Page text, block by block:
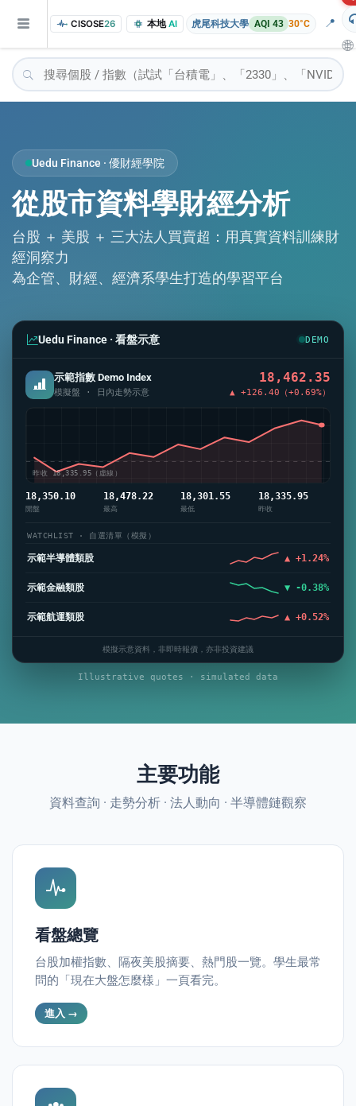
research findings, in addition to the course project website and
CISOSE26 本地AI 虎尾科技大學 AQI 43 30°C 📍
🌐
Uedu Finance · 優財經學院
從股市資料學財經分析
台股 ＋ 美股 ＋ 三大法人買賣超：用真實資料訓練財
經洞察力
為企管、財經、經濟系學生打造的學習平台
Uedu Finance · 看盤示意 DEMO
示範指數 Demo Index
模擬盤 · 日內走勢示意
18,462.35
▲ +126.40（+0.69%）
昨收 18,335.95（虛線）
18,350.10
開盤
18,478.22
最高
18,301.55
最低
18,335.95
昨收
WATCHLIST · 自選清單（模擬）
示範半導體類股 ▲ +1.24%
示範金融類股 ▼ -0.38%
示範航運類股 ▲ +0.52%
模擬示意資料，非即時報價，亦非投資建議
Illustrative quotes · simulated data
主要功能
資料查詢 · 走勢分析 · 法人動向 · 半導體鏈觀察
看盤總覽
台股加權指數、隔夜美股摘要、熱門股一覽。學生最常
問的「現在大盤怎麼樣」一頁看完。
進入 →